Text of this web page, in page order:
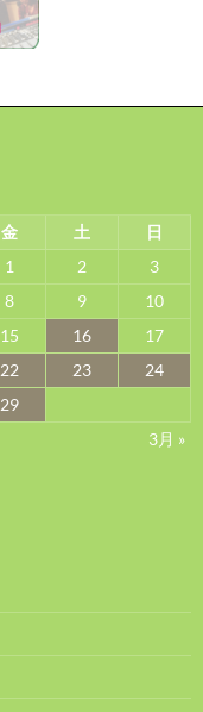
金 土
日
1
2
3
8 9
10
15 16
17
22 23
24
29
3月 »